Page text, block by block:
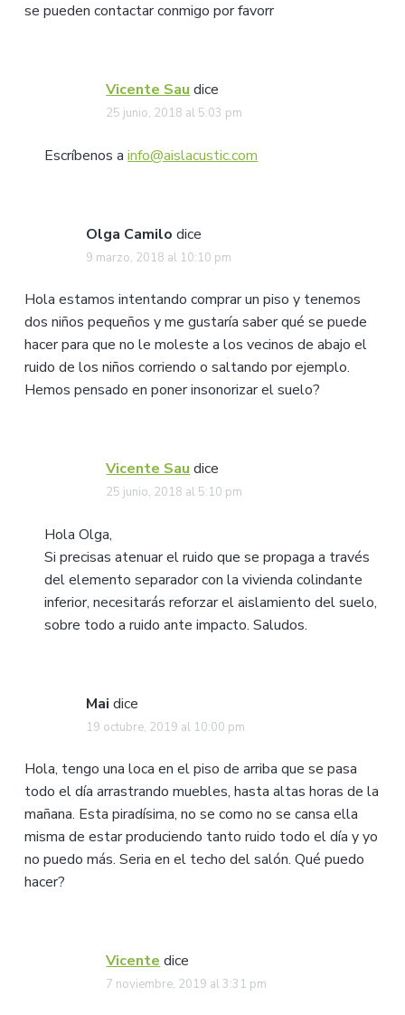
se pueden contactar conmigo por favorr
Vicente Saudice
25 junio, 2018 al 5:03 pm
Escríbenos ainfo@aislacustic.com
Olga Camilo dice
9 marzo, 2018 al 10:10 pm
Hola estamos intentando comprar un piso y tenemos
dos niños pequeños y me gustaría saber qué se puede
hacer para que no le moleste a los vecinos de abajo el
ruido de los niños corriendo o saltando por ejemplo.
Hemos pensado en poner insonorizar el suelo?
Vicente Saudice
25 junio, 2018 al 5:10 pm
Hola Olga,
Si precisas atenuar el ruido que se propaga a través
del elemento separador con la vivienda colindante
inferior, necesitarás reforzar el aislamiento del suelo,
sobre todo a ruido ante impacto. Saludos.
Mai dice
19 octubre, 2019 al 10:00 pm
Hola, tengo una loca en el piso de arriba que se pasa
todo el día arrastrando muebles, hasta altas horas de la
mañana. Esta piradísima, no se como no se cansa ella
misma de estar produciendo tanto ruido todo el día y yo
no puedo más. Seria en el techo del salón. Qué puedo
hacer?
Vicentedice
7 noviembre, 2019 al 3:31 pm